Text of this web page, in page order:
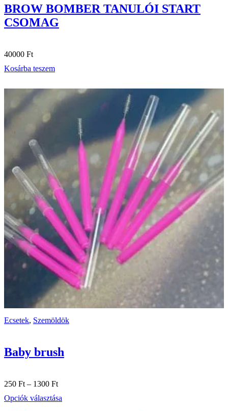
BROW BOMBER TANULÓI START
CSOMAG
40000 Ft
Kosárba teszem
Ecsetek, Szemöldök
Baby brush
250 Ft – 1300 FtÁrtartomány:
-
Opciók választása